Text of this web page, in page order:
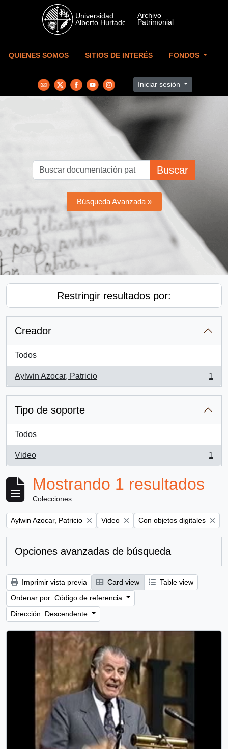
Skip to main content
QUIENES SOMOS SITIOS DE INTERÉS FONDOS
Iniciar sesión
Buscar
Búsqueda Avanzada »
Restringir resultados por:
Creador
Todos
Aylwin Azocar, Patricio
, 1 resultados
1
Tipo de soporte
Todos
Video
, 1 resultados
1
Mostrando 1 resultados
Colecciones
Remove filter:
Aylwin Azocar, Patricio Remove filter:
Video Remove filter:
Con objetos digitales
Opciones avanzadas de búsqueda
Imprimir vista previa Card view
Table view
Ordenar por: Código de referencia
Dirección: Descendente